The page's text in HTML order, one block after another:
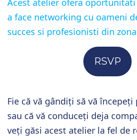
Acest atelier ofera
a face networking cu oameni
succes si profesionisti din
RSVP
Fie că vă gândiți să vă
sau că vă conduceți deja
veți găsi acest atelier la fel de